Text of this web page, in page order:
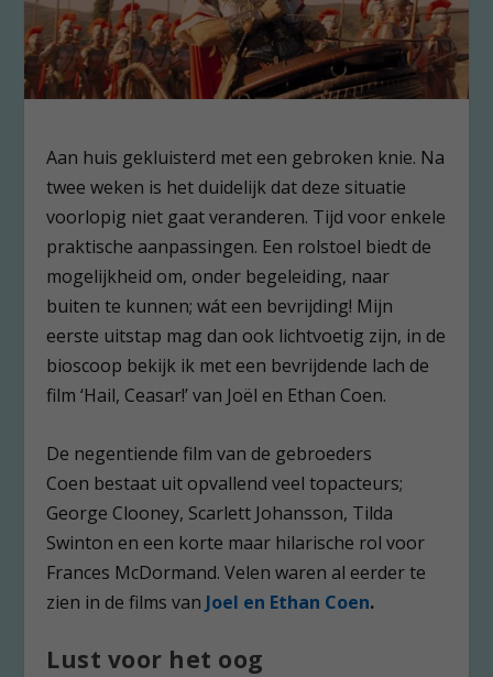
Aan huis gekluisterd met een gebroken knie. Na
twee weken is het duidelijk dat deze situatie
voorlopig niet gaat veranderen. Tijd voor enkele
praktische aanpassingen. Een rolstoel biedt de
mogelijkheid om, onder begeleiding, naar
buiten te kunnen; wát een bevrijding! Mijn
eerste uitstap mag dan ook lichtvoetig zijn, in de
bioscoop bekijk ik met een bevrijdende lach de
film ‘Hail, Ceasar!’ van Joël en Ethan Coen.
De negentiende film van de gebroeders
Coen bestaat uit opvallend veel topacteurs;
George Clooney, Scarlett Johansson, Tilda
Swinton en een korte maar hilarische rol voor
Frances McDormand. Velen waren al eerder te
zien in de films van Joel en Ethan Coen.
Lust voor het oog